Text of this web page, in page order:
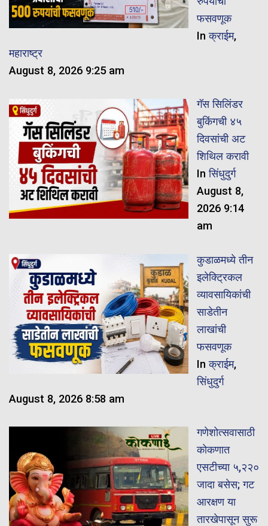
फसवणूक
Inक्राईम,
महाराष्ट्र
August 8, 2026 9:25 am
गॅस सिलिंडर
बुकिंगची ४५
दिवसांची अट
शिथिल करावी
Inसिंधुदुर्ग
August 8,
2026 9:14
am
कुडाळमध्ये तीन
इलेक्ट्रिकल
व्यावसायिकांची
साडेतीन
लाखांची
फसवणूक
Inक्राईम,
सिंधुदुर्ग
August 8, 2026 8:58 am
गणेशोत्सवासाठी
कोकणात
एसटीच्या ५,२२०
जादा बसेस; गट
आरक्षण या
तारखेपासून सुरू